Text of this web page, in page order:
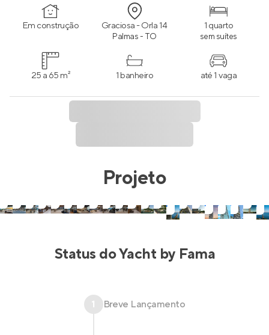
Em construção Graciosa - Orla 14
Palmas - TO
1 quarto
sem suítes
25 a 65 m² 1 banheiro até 1 vaga
Projeto
Status doYacht by Fama
1 Breve Lançamento